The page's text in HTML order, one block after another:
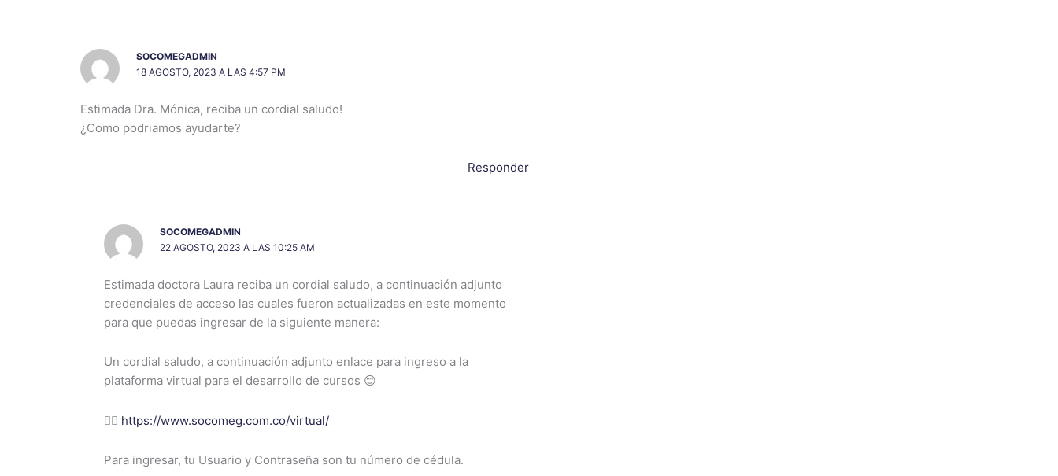
SOCOMEGADMIN
18 AGOSTO, 2023 A LAS 4:57 PM
Estimada Dra. Mónica, reciba un cordial saludo!
¿Como podriamos ayudarte?
Responder
SOCOMEGADMIN
22 AGOSTO, 2023 A LAS 10:25 AM
Estimada doctora Laura reciba un cordial saludo, a continuación adjunto
credenciales de acceso las cuales fueron actualizadas en este momento
para que puedas ingresar de la siguiente manera:
Un cordial saludo, a continuación adjunto enlace para ingreso a la
plataforma virtual para el desarrollo de cursos 😊
👉🏻 https://www.socomeg.com.co/virtual/
Para ingresar, tu Usuario y Contraseña son tu número de cédula.